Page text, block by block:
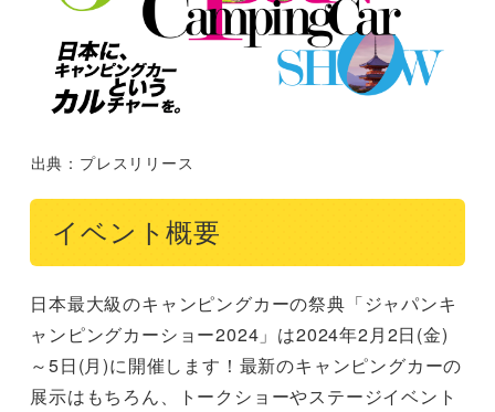
出典：プレスリリース
イベント概要
日本最大級のキャンピングカーの祭典「ジャパンキ
ャンピングカーショー2024」は2024年2月2日(金)
～5日(月)に開催します！最新のキャンピングカーの
展示はもちろん、トークショーやステージイベント